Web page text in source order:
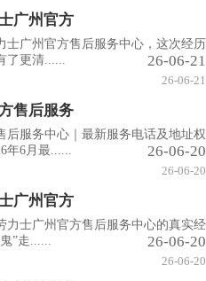
广州官方
士广州官方售后服务中心，这次经历
了更清......
26-06-21
26-06-21
售后服务
后服务中心｜最新服务电话及地址权
年6月最......
26-06-20
26-06-20
广州官方
力士广州官方售后服务中心的真实经
”走......
26-06-20
26-06-20